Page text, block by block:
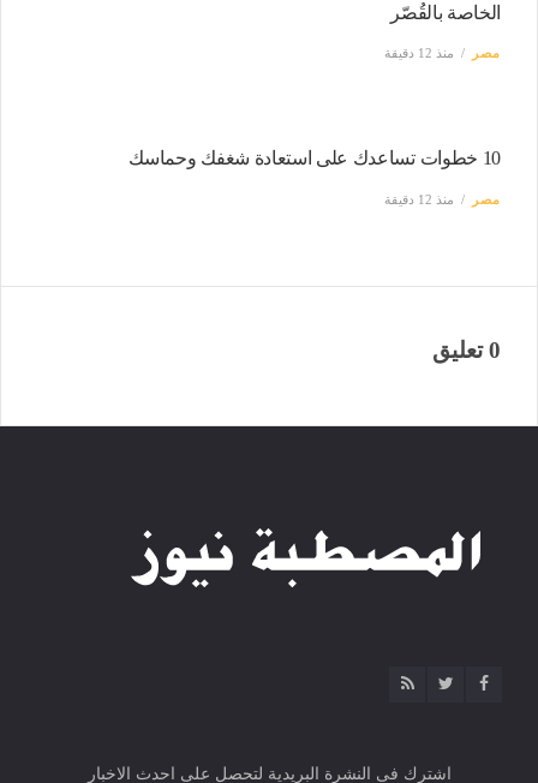
الخاصة بالقُصّر
مصر منذ 12 دقيقة
10 خطوات تساعدك على استعادة شغفك وحماسك
مصر منذ 12 دقيقة
0 تعليق
اشترك فى النشرة البريدية لتحصل على احدث الاخبار